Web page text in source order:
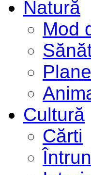
Natură
Mod
Cultură
Cărti